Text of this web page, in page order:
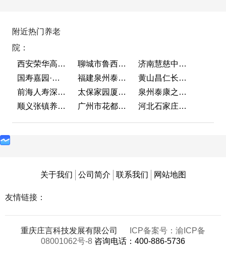
附近热门养老
院：
西安荣华高新悦家养老服务有限公司
聊城市鲁西老年护养院
济南慧慈中医康养中心
国寿嘉园·成都乐境
福建泉州泰康之家鲤园
黄山昌仁长者颐养中心
前海人寿深圳幸福之家
太保家园厦门国际颐养社区
泉州泰康之家鲤园
顺义张镇养老照料中心
广州市花都区花山镇敬老院 河北石家庄泰康之家冀园
关于我们 公司简介 联系我们 网站地图
友情链接：
重庆庄言科技发展有限公司
ICP备案号：渝ICP备
08001062号-8 咨询电话：400-886-5736